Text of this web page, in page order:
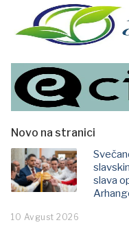
Novo na stranici
slava
10 Avgust 2026